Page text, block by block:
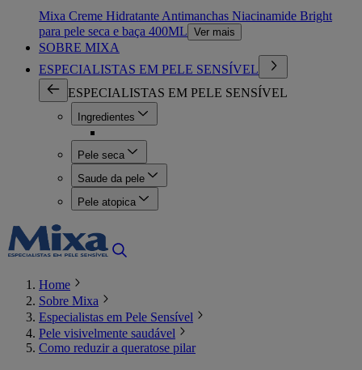
Mixa Creme Hidratante Antimanchas Niacinamide Bright
para pele seca e baça 400ML Ver mais
SOBRE MIXA
ESPECIALISTAS EM PELE SENSÍVEL
ESPECIALISTAS EM PELE SENSÍVEL
Ingredientes
Pele seca
Saude da pele
Pele atopica
Home
Sobre Mixa
Especialistas em Pele Sensível
Pele visivelmente saudável
Como reduzir a queratose pilar